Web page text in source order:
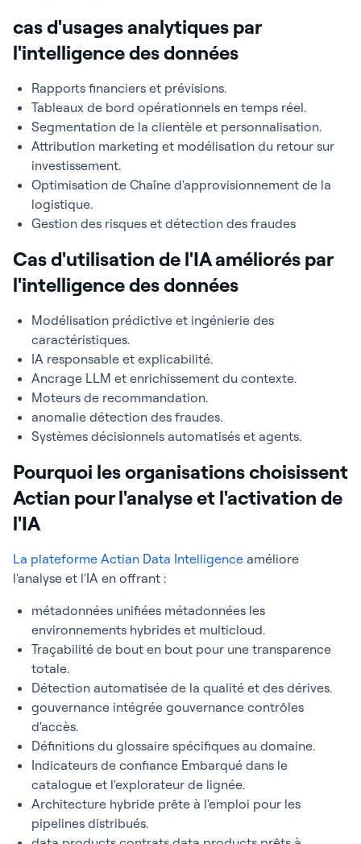
cas d'usages analytiques par
l'intelligence des données
Rapports financiers et prévisions.
Tableaux de bord opérationnels en temps réel.
Segmentation de la clientèle et personnalisation.
Attribution marketing et modélisation du retour sur
investissement.
Optimisation de Chaîne d'approvisionnement de la
logistique.
Gestion des risques et détection des fraudes
Cas d'utilisation de l'IA améliorés par
l'intelligence des données
Modélisation prédictive et ingénierie des
caractéristiques.
IA responsable et explicabilité.
Ancrage LLM et enrichissement du contexte.
Moteurs de recommandation.
anomalie détection des fraudes.
Systèmes décisionnels automatisés et agents.
Pourquoi les organisations choisissent
Actian pour l'analyse et l'activation de
l'IA
La plateforme Actian Data Intelligence améliore
l'analyse et l'IA en offrant :
métadonnées unifiées métadonnées les
environnements hybrides et multicloud.
Traçabilité de bout en bout pour une transparence
totale.
Détection automatisée de la qualité et des dérives.
gouvernance intégrée gouvernance contrôles
d'accès.
Définitions du glossaire spécifiques au domaine.
Indicateurs de confiance Embarqué dans le
catalogue et l'explorateur de lignée.
Architecture hybride prête à l'emploi pour les
pipelines distribués.